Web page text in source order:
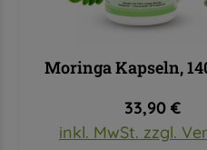
Moringa Kapseln,
Regulärer
33,90 €
inkl. MwSt. zzgl.